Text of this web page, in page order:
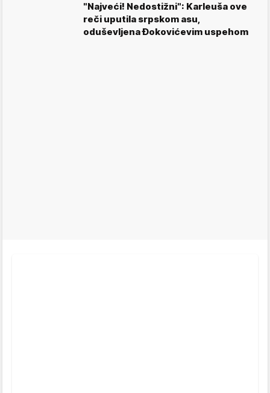
"Najveći! Nedostižni": Karleuša ove
reči uputila srpskom asu,
oduševljena Đokovićevim uspehom